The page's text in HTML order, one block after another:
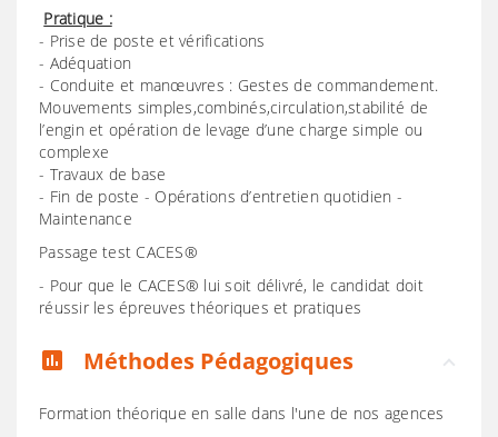
Pratique :
- Prise de poste et vérifications
- Adéquation
- Conduite et manœuvres : Gestes de commandement.
Mouvements simples,combinés,circulation,stabilité de
l’engin et opération de levage d’une charge simple ou
complexe
- Travaux de base
- Fin de poste - Opérations d’entretien quotidien -
Maintenance
Passage test CACES®
- Pour que le CACES® lui soit délivré, le candidat doit
réussir les épreuves théoriques et pratiques
assessment Méthodes Pédagogiques
Formation théorique en salle dans l'une de nos agences